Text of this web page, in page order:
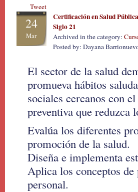
Tweet
24
Mar
Certificación en Salud
Siglo 21
Archived in the category:
Posted by: Dayana
El sector de la salud
promueva hábitos
sociales cercanos con
preventiva que reduzca
Evalúa los diferentes
promoción de la salud.
Diseña e implementa
Aplica los conceptos
personal.